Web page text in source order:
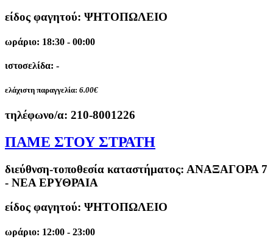
είδος φαγητού: ΨΗΤΟΠΩΛΕΙΟ
ωράριο: 18:30 - 00:00
ιστοσελίδα: -
ελάχιστη παραγγελία: 6.00€
τηλέφωνο/α: 210-8001226
ΠΑΜΕ ΣΤΟΥ ΣΤΡΑΤΗ
διεύθνση-τοποθεσία καταστήματος: ΑΝΑΞΑΓΟΡΑ 7
- ΝΕΑ ΕΡΥΘΡΑΙΑ
είδος φαγητού: ΨΗΤΟΠΩΛΕΙΟ
ωράριο: 12:00 - 23:00